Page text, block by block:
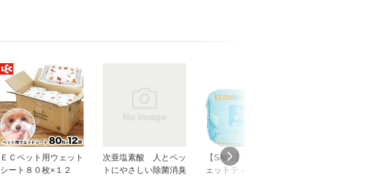
ＥＣペット用ウェット
シート８０枚×１２
次亜塩素酸 人とペッ
トにやさしい除菌消臭
【SALE】ペット用ウ
ェットティッシュ 82